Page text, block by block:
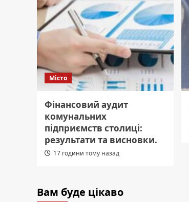
Місто
Фінансовий аудит
комунальних
підприємств столиці:
результати та висновки.
17 години тому назад
Вам буде цікаво